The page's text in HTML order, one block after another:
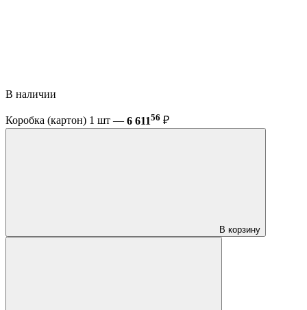
В наличии
Коробка (картон) 1 шт — 6 61156 ₽
В корзину